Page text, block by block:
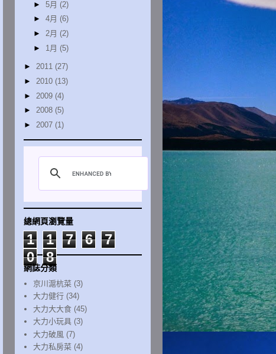
► 5月 (2)
► 4月 (6)
► 2月 (2)
► 1月 (5)
► 2011 (27)
► 2010 (13)
► 2009 (4)
► 2008 (5)
► 2007 (1)
總網頁瀏覽量
1 1 7 6
7
0
8
網誌分類
京川滬杭菜 (3)
大力健行 (34)
大力大大食 (45)
大力小玩具 (3)
大力破風 (7)
大力私房菜 (4)